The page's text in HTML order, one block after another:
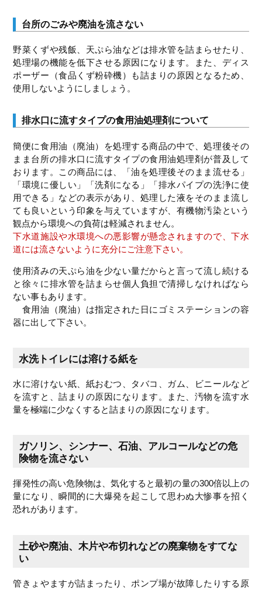
台所のごみや廃油を流さない
野菜くずや残飯、天ぷら油などは排水管を詰まらせたり、
処理場の機能を低下させる原因になります。また、ディス
ポーザー（食品くず粉砕機）も詰まりの原因となるため、
使用しないようにしましょう。
排水口に流すタイプの食用油処理剤について
簡便に食用油（廃油）を処理する商品の中で、処理後その
まま台所の排水口に流すタイプの食用油処理剤が普及して
おります。この商品には、「油を処理後そのまま流せる」
「環境に優しい」「洗剤になる」「排水パイプの洗浄に使
用できる」などの表示があり、処理した液をそのまま流し
ても良いという印象を与えていますが、有機物汚染という
観点から環境への負荷は軽減されません。
下水道施設や水環境への悪影響が懸念されますので、下水
道には流さないように充分にご注意下さい。
使用済みの天ぷら油を少ない量だからと言って流し続ける
と徐々に排水管を詰まらせ個人負担で清掃しなければなら
ない事もあります。
食用油（廃油）は指定された日にゴミステーションの容
器に出して下さい。
水洗トイレには溶ける紙を
水に溶けない紙、紙おむつ、タバコ、ガム、ビニールなど
を流すと、詰まりの原因になります。また、汚物を流す水
量を極端に少なくすると詰まりの原因になります。
ガソリン、シンナー、石油、アルコールなどの危
険物を流さない
揮発性の高い危険物は、気化すると最初の量の300倍以上の
量になり、瞬間的に大爆発を起こして思わぬ大惨事を招く
恐れがあります。
土砂や廃油、木片や布切れなどの廃棄物をすてな
い
管きょやますが詰まったり、ポンプ場が故障したりする原